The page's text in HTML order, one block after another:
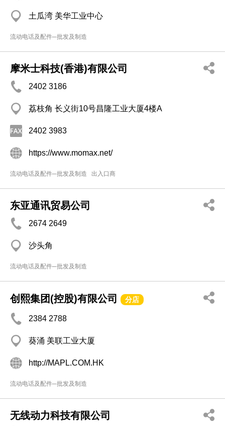
土瓜湾 美华工业中心
流动电话及配件─批发及制造
摩米士科技(香港)有限公司
2402 3186
荔枝角 长义街10号昌隆工业大厦4楼A
2402 3983
https://www.momax.net/
流动电话及配件─批发及制造 出入口商
东亚通讯贸易公司
2674 2649
沙头角
流动电话及配件─批发及制造
创熙集团(控股)有限公司 分店
2384 2788
葵涌 美联工业大厦
http://MAPL.COM.HK
流动电话及配件─批发及制造
无线动力科技有限公司